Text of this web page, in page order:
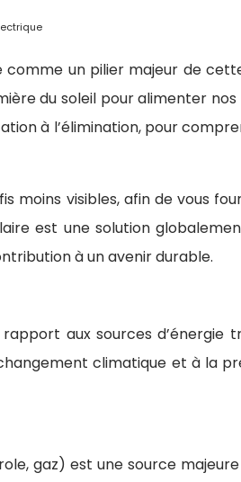
un pilier majeur de
du soleil pour alimenter
à l’élimination, pour
moins visibles, afin de vous
est une solution
à un avenir durable.
aux sources d’énergie
climatique et à la
gaz) est une source